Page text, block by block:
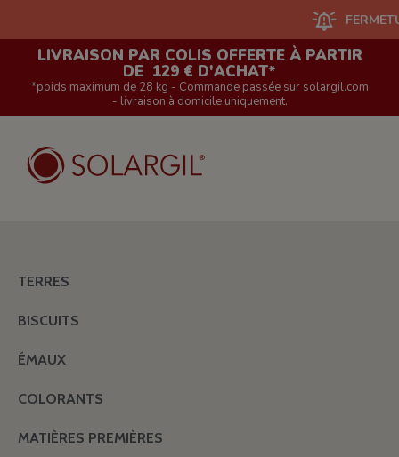
FERMETURE
LIVRAISON PAR COLIS OFFERTE À PARTIR
DE 129 € D'ACHAT*
*poids maximum de 28 kg - Commande passée sur solargil.com
- livraison à domicile uniquement.
TERRES
BISCUITS
ÉMAUX
COLORANTS
MATIÈRES PREMIÈRES